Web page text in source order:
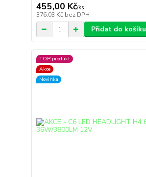
455,00 Kč/ks
376,03 Kč bez DPH
Přidat do košíku
TOP produkt
Akce
Novinka